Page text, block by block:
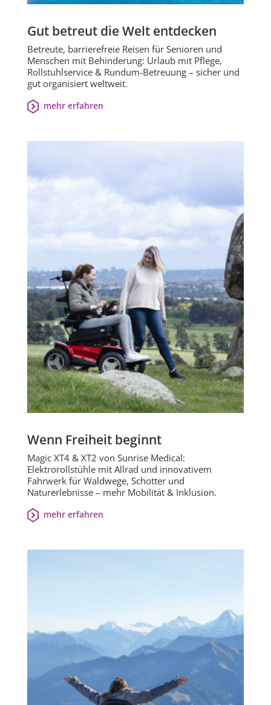
Gut betreut die Welt entdecken
Betreute, barrierefreie Reisen für Senioren und
Menschen mit Behinderung: Urlaub mit Pflege,
Rollstuhlservice & Rundum-Betreuung – sicher und
gut organisiert weltweit.
mehr erfahren
Wenn Freiheit beginnt
Magic XT4 & XT2 von Sunrise Medical:
Elektrorollstühle mit Allrad und innovativem
Fahrwerk für Waldwege, Schotter und
Naturerlebnisse – mehr Mobilität & Inklusion.
mehr erfahren